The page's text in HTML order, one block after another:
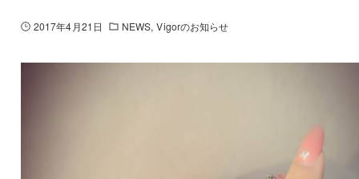
2017年4月21日 NEWS Vigorのお知らせ